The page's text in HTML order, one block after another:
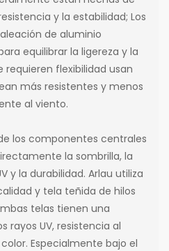
y la estabilidad; Los
de aluminio
equilibrar la ligereza y la
requieren flexibilidad usan
más resistentes y menos
al viento.
los componentes centrales
la sombrilla, la
y la durabilidad. Arlau utiliza
y tela teñida de hilos
telas tienen una
rayos UV, resistencia al
Especialmente bajo el